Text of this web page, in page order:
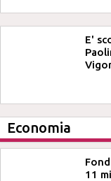
E'
Economia
11